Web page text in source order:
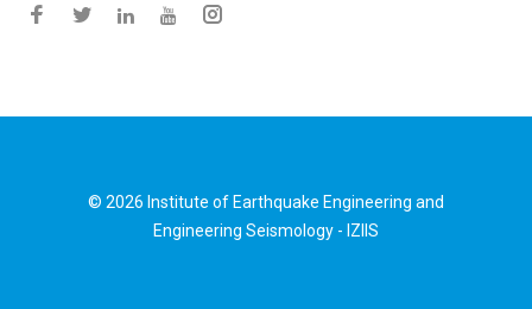
© 2026 Institute of Earthquake Engineering and
Engineering Seismology - IZIIS